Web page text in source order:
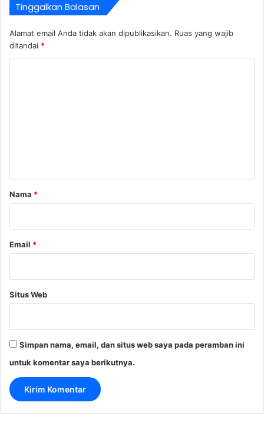
Tinggalkan Balasan
Alamat email Anda tidak akan dipublikasikan. Ruas yang wajib
ditandai *
r
Nama *
Email *
Situs Web
Simpan nama, email, dan situs web saya pada peramban ini
untuk komentar saya berikutnya.